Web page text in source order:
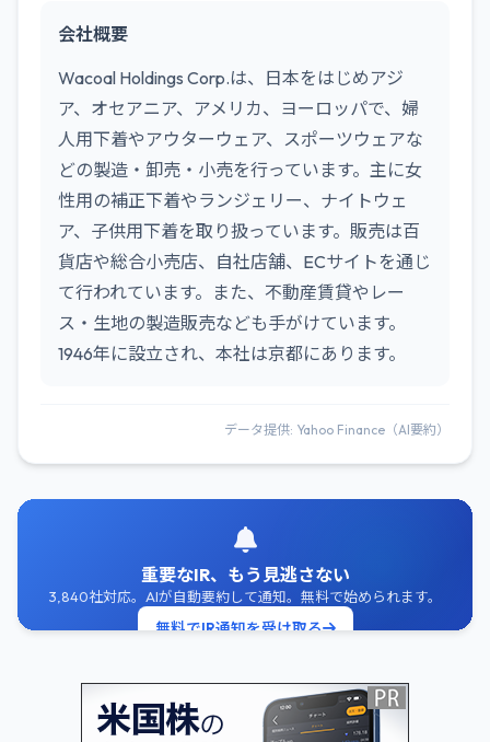
会社概要
Wacoal Holdings Corp.は、日本をはじめアジ
ア、オセアニア、アメリカ、ヨーロッパで、婦
人用下着やアウターウェア、スポーツウェアな
どの製造・卸売・小売を行っています。主に女
性用の補正下着やランジェリー、ナイトウェ
ア、子供用下着を取り扱っています。販売は百
貨店や総合小売店、自社店舗、ECサイトを通じ
て行われています。また、不動産賃貸やレー
ス・生地の製造販売なども手がけています。
1946年に設立され、本社は京都にあります。
データ提供: Yahoo Finance（AI要約）
重要なIR、もう見逃さない
3,840社対応。AIが自動要約して通知。無料で始められます。
無料でIR通知を受け取る